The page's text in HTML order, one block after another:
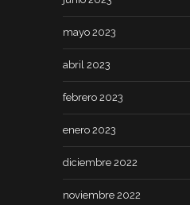
mayo 2023
abril 2023
febrero 2023
enero 2023
diciembre 2022
noviembre 2022